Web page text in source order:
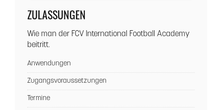
ZULASSUNGEN
Wie man der FCV International Football Academy
beitritt.
Anwendungen
Zugangsvoraussetzungen
Termine